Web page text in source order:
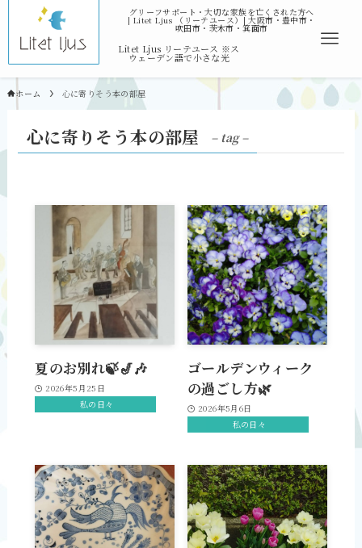
ホーム 心に寄りそう本の部屋
心に寄りそう本の部屋 – tag –
夏のお別れ🍃🎷🎶
2026年5月25日
私の日々
ゴールデンウィーク
の過ごし方🌿
2026年5月6日
私の日々